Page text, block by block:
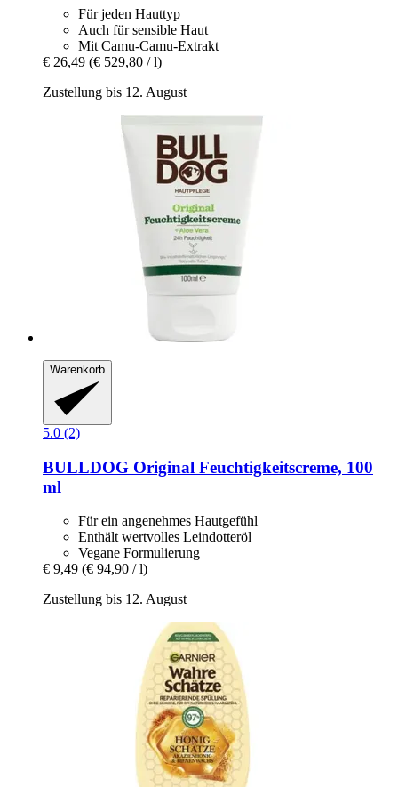
Für jeden Hauttyp
Auch für sensible Haut
Mit Camu-Camu-Extrakt
€ 26,49 (€ 529,80 / l)
Zustellung bis 12. August
Warenkorb
5.0 (2)
BULLDOG Original Feuchtigkeitscreme, 100
ml
Für ein angenehmes Hautgefühl
Enthält wertvolles Leindotteröl
Vegane Formulierung
€ 9,49 (€ 94,90 / l)
Zustellung bis 12. August